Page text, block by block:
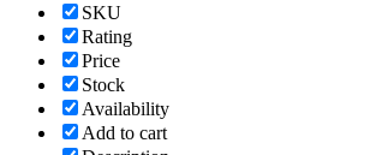
SKU
Rating
Price
Stock
Availability
Add to cart